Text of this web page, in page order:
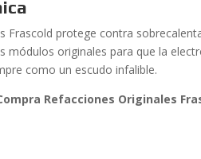
Frascold protege contra
módulos originales para que la
como un escudo infalible.
Refacciones Originales